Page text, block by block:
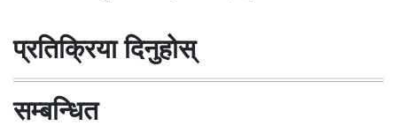
प्रतिक्रिया दिनुहोस्
सम्बन्धित